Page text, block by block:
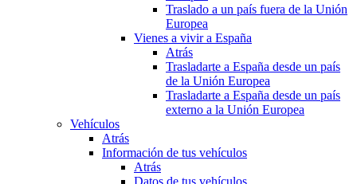
Traslado a un país fuera de la Unión
Europea
Vienes a vivir a España
Atrás
Trasladarte a España desde un país
de la Unión Europea
Trasladarte a España desde un país
externo a la Unión Europea
Vehículos
Atrás
Información de tus vehículos
Atrás